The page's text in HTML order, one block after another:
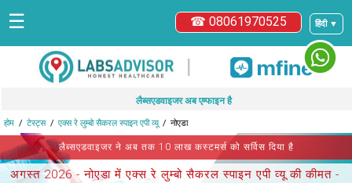
हिंदी ▼
☎ 08061970525
☰
|
लैब्सएडवाइजर अब एम्फाइन है
होम टेस्ट्स एक्स रे लुम्बो सैकरल स्पाइन एपी व्यू नोएडा
लैब्सएडवाइजर ने अब तक 10 लाख कस्टमर्स को सर्विस दिया है
अगस्त 2026 -नोएडा में एक्स रे लुम्बो सैकरल स्पाइन एपी व्यूकी कीमत -